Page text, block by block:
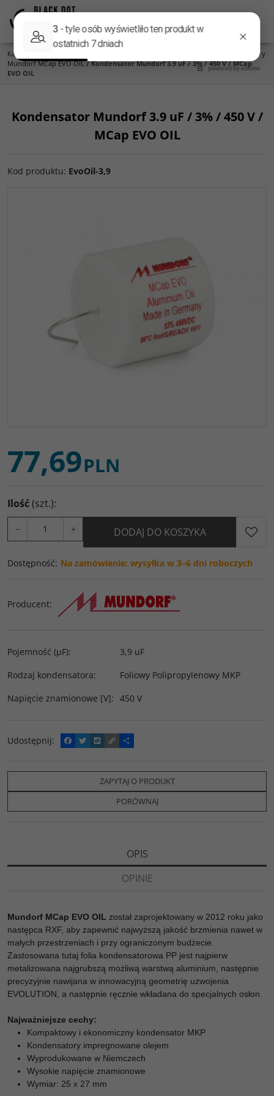
MenuPanel
Kategoria główna
Kondensatory
Mundorf MCap EVO OIL / Kondensator Mundorf 3.9 uF / 3% / 450 V / MCap
EVO OIL
Kondensator Mundorf 3.9 uF / 3% / 450 V /
MCap EVO OIL
Kod produktu: EvoOil-3,9
77,69PLN
Ilość(szt.):
− + DODAJ DO KOSZYKA
Dostępność: Na zamówienie: wysyłka w 3–6 dni roboczych
Producent:
Pojemność (µF):
3,9 uF
Rodzaj kondensatora:
Foliowy Polipropylenowy MKP
Napięcie znamionowe [V]: 450 V
Udostępnij:
F
a
e
o
k
T
w
t
e
W
y
o
p
C
o
y
L
i
n
k
P
o
z
i
e
l
s
ZAPYTAJ O PRODUKT
PORÓWNAJ
OPIS
OPINIE
Mundorf MCap EVO OIL został zaprojektowany w 2012 roku jako
następca RXF, aby zapewnić najwyższą jakość brzmienia nawet w
małych przestrzeniach i przy ograniczonym budżecie.
Zastosowana tutaj folia kondensatorowa PP jest najpierw
metalizowana najgrubszą możliwą warstwą aluminium, następnie
precyzyjnie nawijana w innowacyjną geometrię uzwojenia
EVOLUTION, a następnie ręcznie wkładana do specjalnych osłon.
Najważniejsze cechy:
Kompaktowy i ekonomiczny kondensator MKP
Kondensatory impregnowane olejem
Wyprodukowane w Niemczech
Wysokie napięcie znamionowe
Wymiar: 25 x 27 mm